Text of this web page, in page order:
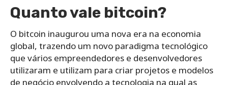
Quanto vale bitcoin?
O bitcoin inaugurou uma nova era na economia
global, trazendo um novo paradigma tecnológico
que vários empreendedores e desenvolvedores
utilizaram e utilizam para criar projetos e modelos
de negócio envolvendo a tecnologia na qual as